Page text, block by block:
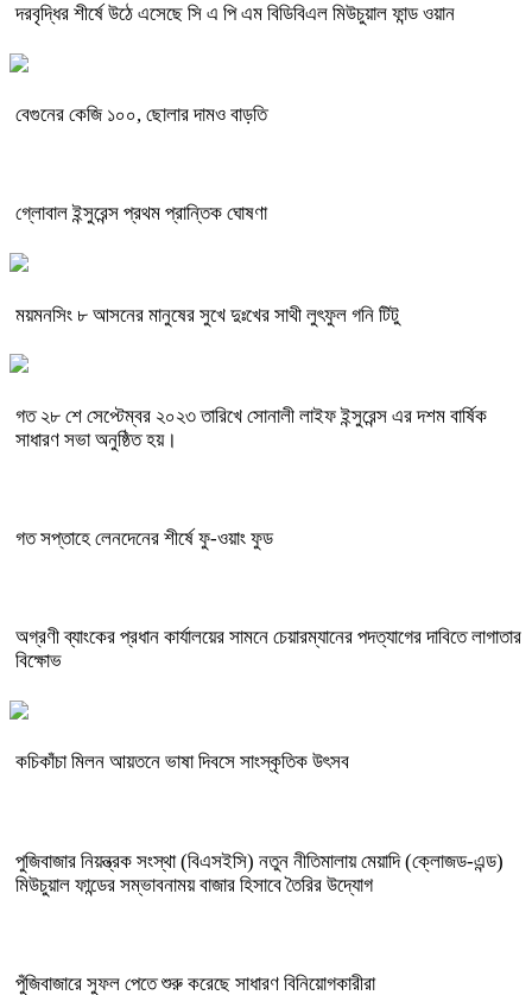
দরবৃদ্ধির শীর্ষে উঠে এসেছে সি এ পি এম বিডিবিএল মিউচুয়াল ফান্ড ওয়ান
বেগুনের কেজি ১০০, ছোলার দামও বাড়তি
গ্লোবাল ইন্সুরেন্স প্রথম প্রান্তিক ঘোষণা
ময়মনসিং ৮ আসনের মানুষের সুখে দুঃখের সাথী লুৎফুল গনি টিটু
গত ২৮ শে সেপ্টেম্বর ২০২৩ তারিখে সোনালী লাইফ ইন্সুরেন্স এর দশম বার্ষিক
সাধারণ সভা অনুষ্ঠিত হয়।
গত সপ্তাহে লেনদেনের শীর্ষে ফু-ওয়াং ফুড
অগ্রণী ব্যাংকের প্রধান কার্যালয়ের সামনে চেয়ারম্যানের পদত্যাগের দাবিতে লাগাতার
বিক্ষোভ
কচিকাঁচা মিলন আয়তনে ভাষা দিবসে সাংস্কৃতিক উৎসব
পুজিবাজার নিয়ন্ত্রক সংস্থা (বিএসইসি) নতুন নীতিমালায় মেয়াদি (ক্লোজড-এন্ড)
মিউচুয়াল ফান্ডের সম্ভাবনাময় বাজার হিসাবে তৈরির উদ্যোগ
পুঁজিবাজারে সুফল পেতে শুরু করেছে সাধারণ বিনিয়োগকারীরা